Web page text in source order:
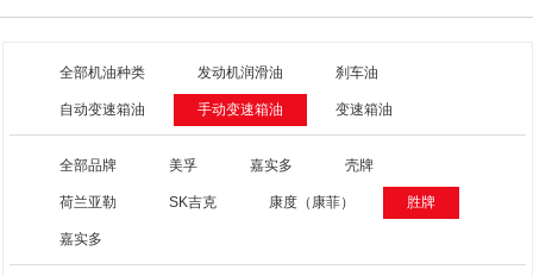
全部机油种类 发动机润滑油 刹车油
自动变速箱油 手动变速箱油 变速箱油
全部品牌 美孚 嘉实多 壳牌
荷兰亚勒 SK吉克 康度（康菲） 胜牌
嘉实多